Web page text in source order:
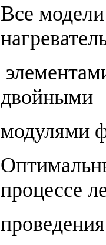
Все
двойными
модулями
процессе